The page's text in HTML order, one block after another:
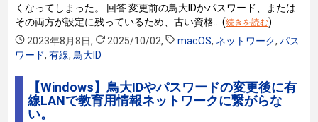
くなってしまった。 回答 変更前の鳥大IDかパスワード、または
その両方が設定に残っているため、古い資格… (続きを読む)
2023年8月8日, 2025/10/02, macOS, ネットワーク,パス
ワード,有線, 鳥大ID
【Windows】鳥大IDやパスワードの変更後に有
線LANで教育用情報ネットワークに繋がらな
い。